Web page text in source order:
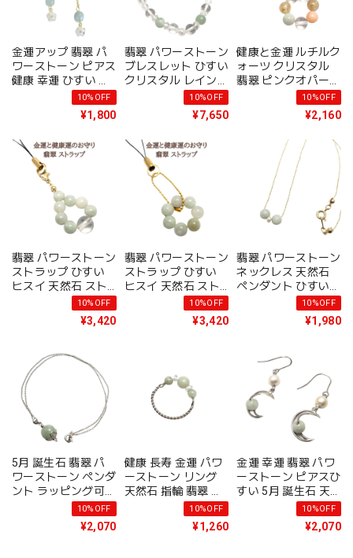
金運アップ 翡翠 パ
ワーストーン ピアス
健康 幸運 ひすい 花
天然石 ハンドメイド
スピリチュアル レデ
ィース 金属アレルギ
ー 対応に変更可 イ
ヤリング変更可 ラッ
ピング無料 アクセサ
10%OFF
¥1,800
翡翠 パワーストーン
ブレスレット ひすい
クリスタル レインボ
ークォーツ 女性用
レディース 健康運
金運 プレゼント メ
ール便 送料無料 開
運ブレス ギフト 誕
生日プレゼント アク
セサリー
10%OFF
¥7,650
健康と金運 ルチルク
ォーツ クリスタル
翡翠 ピンクオパール
パワーストーン スト
ラップ 天然石 携帯
ストラップ 水晶 ひ
すい ゴールド イエ
ロー 透明 スマホ お
守り プレゼント ラ
ッピング無料 メール
便 送料無料 誕生日
アクセサリー
10%OFF
¥2,160
翡翠 パワーストーン
ストラップ ひすい
ヒスイ 天然石 スト
ラップ 健康 長寿 ギ
フト ラッピング 無
料 メール便 送料無
ゼント スマホ アク
セサリー
10%OFF
¥3,420
翡翠 パワーストーン
ストラップ ひすい
ヒスイ 天然石 スト
ラップ 7つの円 健康
長寿 ギフト ラッピ
ング 無料 メール便
10%OFF
¥3,420
翡翠 パワーストーン
ネックレス 天然石
ペンダント ひすい
淡水パール レディー
ス かわいい 可愛い
おしゃれ オシャレ
アクセサリー 緑 シ
ンプル メール便 送
料無料 プレゼントラ
ッピング無料
10%OFF
¥1,980
5月 誕生石 翡翠 パ
ワーストーン ペンダ
ント ラッピング可
送料無料 ギフト 健
康 金運アップ レデ
ィース かわいい 可
10%OFF
¥2,070
健康 長寿 金運 パワ
ーストーン リング
天然石 指輪 翡翠 水
晶 天然石 クリスタ
ル レディース 開運
厄除け 幸運 おしゃ
10%OFF
¥1,260
金運 幸運 翡翠 パワ
ーストーン ピアスひ
すい 5月 誕生石 天
然石 ピアス かわい
い おしゃれ レディ
ース ギフト プレゼ
10%OFF
¥2,070